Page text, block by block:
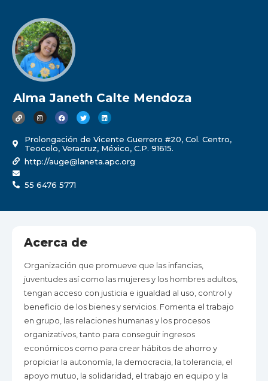
Alma Janeth Calte Mendoza
Prolongación de Vicente Guerrero #20, Col. Centro,
Teocelo, Veracruz, México, C.P. 91615.
http://auge@laneta.apc.org
55 6476 5771
Acerca de
Organización que promueve que las infancias,
juventudes así como las mujeres y los hombres adultos,
tengan acceso con justicia e igualdad al uso, control y
beneficio de los bienes y servicios. Fomenta el trabajo
en grupo, las relaciones humanas y los procesos
organizativos, tanto para conseguir ingresos
económicos como para crear hábitos de ahorro y
propiciar la autonomía, la democracia, la tolerancia, el
apoyo mutuo, la solidaridad, el trabajo en equipo y la